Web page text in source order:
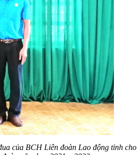
của BCH Liên đoàn Lao động tỉnh cho